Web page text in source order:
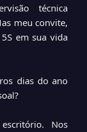
técnica
meu convite,
em sua vida
dias do ano
Nos